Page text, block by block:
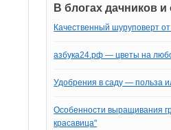
В блогах дачников
Качественный шуруповерт
азбука24.рф — цветы на
Удобрения в саду — польза
Особенности выращивания
красавица"